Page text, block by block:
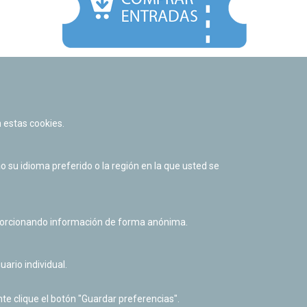
Política de cookies
Derecho de acceso a información pública
cookies.
su idioma preferido o la región en la que usted se
información de forma anónima.
individual.
clique el botón "Guardar preferencias".